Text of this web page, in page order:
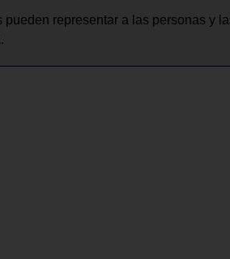
representar a las personas y